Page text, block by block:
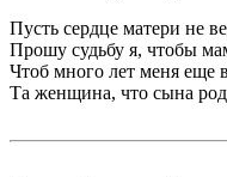
Пусть сердце матери не
Прошу судьбу я, чтобы
Чтоб много лет меня еще
Та женщина, что сына